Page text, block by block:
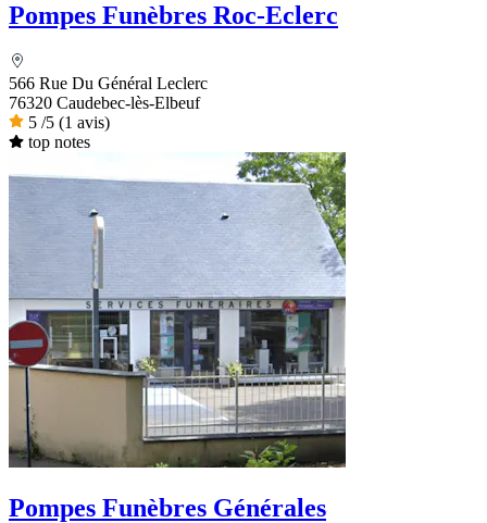
Pompes Funèbres Roc-Eclerc
566 Rue Du Général Leclerc
76320 Caudebec-lès-Elbeuf
5 /5 (1 avis)
top notes
Pompes Funèbres Générales